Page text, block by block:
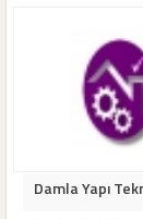
Damla Yapı